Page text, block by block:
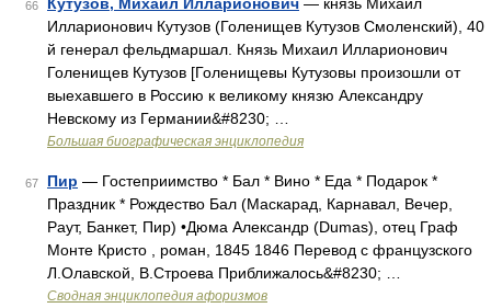
66
Илларионович Кутузов (Голенищев Кутузов Смоленский), 40
й генерал фельдмаршал. Князь Михаил Илларионович
Голенищев Кутузов [Голенищевы Кутузовы произошли от
выехавшего в Россию к великому князю Александру
Невскому из Германии&#8230; …
Большая биографическая энциклопедия
67 Пир — Гостеприимство * Бал * Вино * Еда * Подарок *
Праздник * Рождество Бал (Маскарад, Карнавал, Вечер,
Раут, Банкет, Пир) •Дюма Александр (Dumas), отец Граф
Монте Кристо , роман, 1845 1846 Перевод с французского
Л.Олавской, В.Строева Приближалось&#8230; …
Сводная энциклопедия афоризмов